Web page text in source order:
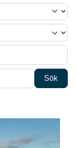
SökSök